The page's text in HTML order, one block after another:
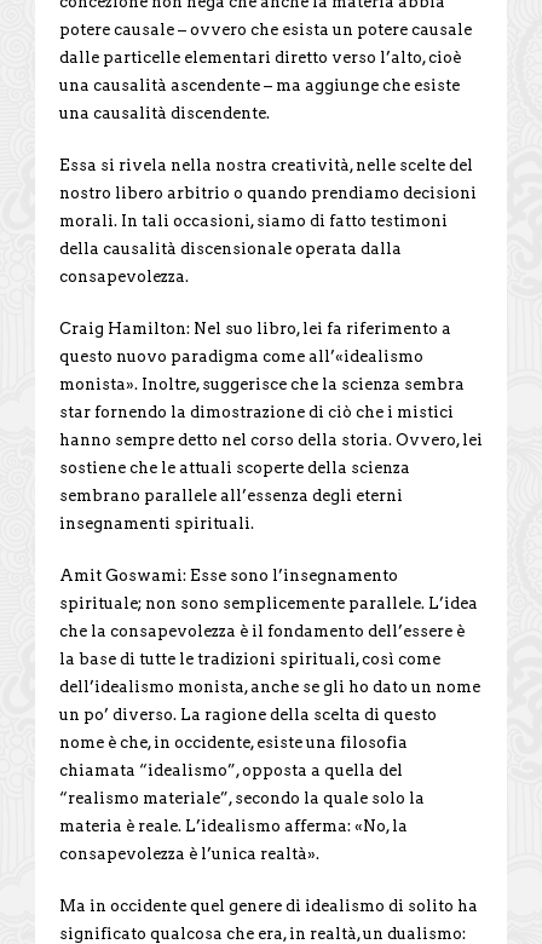
potere causale – ovvero che esista un potere causale
dalle particelle elementari diretto verso l’alto, cioè
una causalità ascendente – ma aggiunge che esiste
una causalità discendente.
Essa si rivela nella nostra creatività, nelle scelte del
nostro libero arbitrio o quando prendiamo decisioni
morali. In tali occasioni, siamo di fatto testimoni
della causalità discensionale operata dalla
consapevolezza.
Craig Hamilton: Nel suo libro, lei fa riferimento a
questo nuovo paradigma come all’«idealismo
monista». Inoltre, suggerisce che la scienza sembra
star fornendo la dimostrazione di ciò che i mistici
hanno sempre detto nel corso della storia. Ovvero, lei
sostiene che le attuali scoperte della scienza
sembrano parallele all’essenza degli eterni
insegnamenti spirituali.
Amit Goswami: Esse sono l’insegnamento
spirituale; non sono semplicemente parallele. L’idea
che la consapevolezza è il fondamento dell’essere è
la base di tutte le tradizioni spirituali, così come
dell’idealismo monista, anche se gli ho dato un nome
un po’ diverso. La ragione della scelta di questo
nome è che, in occidente, esiste una filosofia
chiamata “idealismo”, opposta a quella del
“realismo materiale”, secondo la quale solo la
materia è reale. L’idealismo afferma: «No, la
consapevolezza è l’unica realtà».
Ma in occidente quel genere di idealismo di solito ha
significato qualcosa che era, in realtà, un dualismo: